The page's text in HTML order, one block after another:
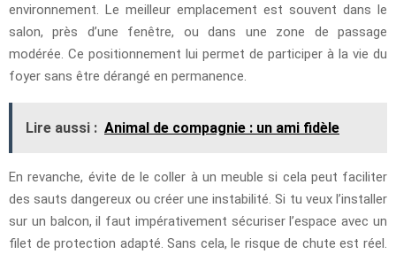
environnement. Le meilleur emplacement est souvent dans le
salon, près d’une fenêtre, ou dans une zone de passage
modérée. Ce positionnement lui permet de participer à la vie du
foyer sans être dérangé en permanence.
Lire aussi : Animal de compagnie : un ami fidèle
En revanche, évite de le coller à un meuble si cela peut faciliter
des sauts dangereux ou créer une instabilité. Si tu veux l’installer
sur un balcon, il faut impérativement sécuriser l’espace avec un
filet de protection adapté. Sans cela, le risque de chute est réel.